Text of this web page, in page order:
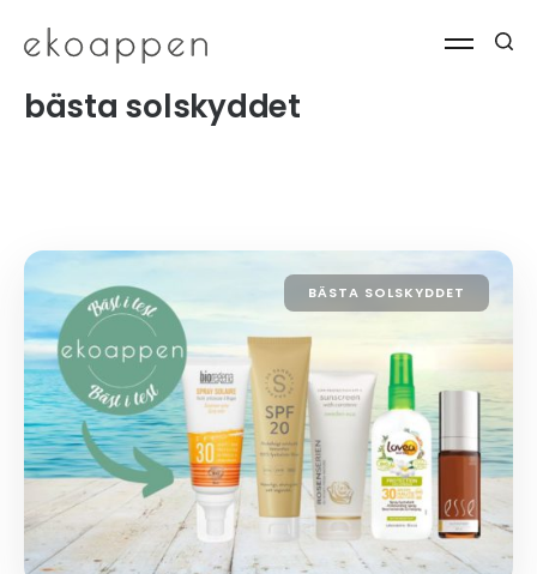
bästa solskyddet
BÄSTA SOLSKYDDET